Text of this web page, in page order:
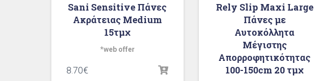
Sani Sensitive Πάνες
Ακράτειας Medium
15τμχ
*web offer
8.70€
Rely Slip Maxi Large
Πάνες με
Αυτοκόλλητα
Μέγιστης
Απορροφητικότητας
100-150cm 20 τμχ